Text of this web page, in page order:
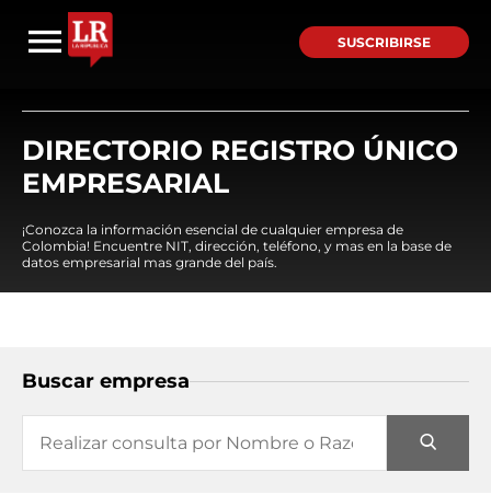
SUSCRIBIRSE
DIRECTORIO REGISTRO ÚNICO
EMPRESARIAL
¡Conozca la información esencial de cualquier empresa de
Colombia! Encuentre NIT, dirección, teléfono, y mas en la base de
datos empresarial mas grande del país.
Buscar empresa